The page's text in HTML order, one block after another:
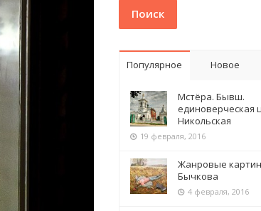
Поиск
Популярное Новое
Мстёра. Бывш.
единоверческая
Никольская
19 февраля, 2016
Жанровые
Бычкова
4 февраля, 2016